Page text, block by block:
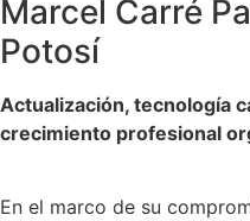
Marcel Carré
Potosí
Actualización, tecnología
crecimiento profesional
En el marco de su